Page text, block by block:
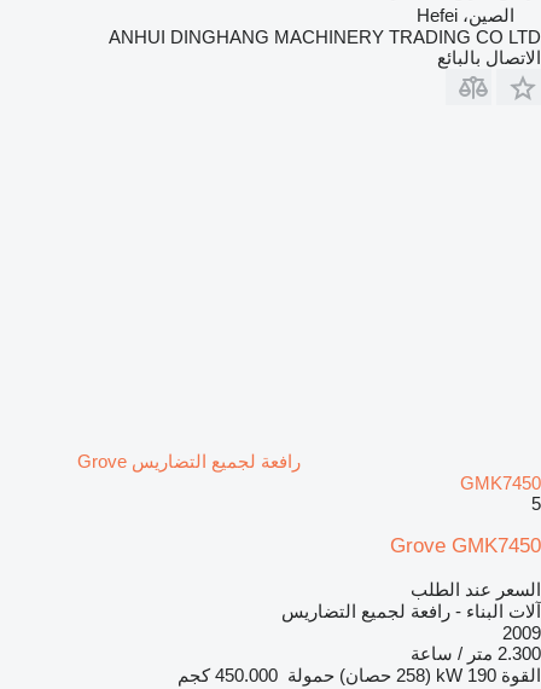
الصين، Hefei
ANHUI DINGHANG MACHINERY TRADING CO LTD
الاتصال بالبائع
رافعة لجميع التضاريس Grove
GMK7450
5
Grove GMK7450
السعر عند الطلب
آلات البناء - رافعة لجميع التضاريس
2009
2.300 متر / ساعة
القوة 190 kW (258 حصان) حمولة 450.000 كجم